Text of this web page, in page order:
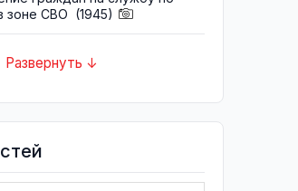
зоне СВО (1945)
Развернуть ↓